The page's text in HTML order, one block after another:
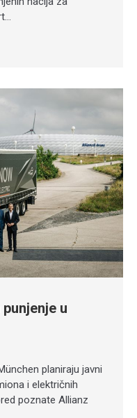
u
planiraju javni
i električnih
poznate Allianz